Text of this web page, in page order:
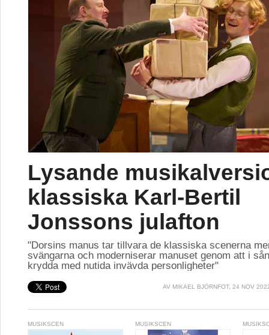
Lysande
klassiska Karl-Bertil
Jonssons julafton
"Dorsins manus tar tillvara de klassiska scenerna
svängarna och moderniserar manuset genom att i
krydda med nutida invävda personligheter"
AV MIKAEL BJÖRNFOT, 24 NOV
MUSIKSCEN MUSIKSCEN